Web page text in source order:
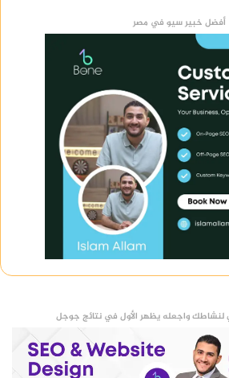
أفضل خبير سيو في مصر
لنشاطك واجعله يظهر الأول في نتائج جوجل